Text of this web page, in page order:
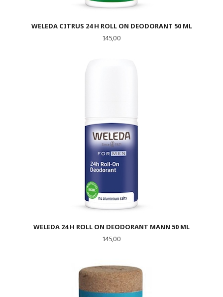
WELEDA CITRUS 24 H ROLL ON DEODORANT 50 ML
Pris
145,00
WELEDA 24 H ROLL ON DEODORANT MANN 50 ML
Pris
145,00